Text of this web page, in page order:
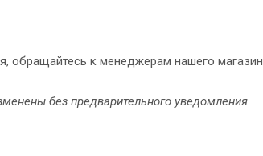
обращайтесь к менеджерам нашего
без предварительного уведомления.